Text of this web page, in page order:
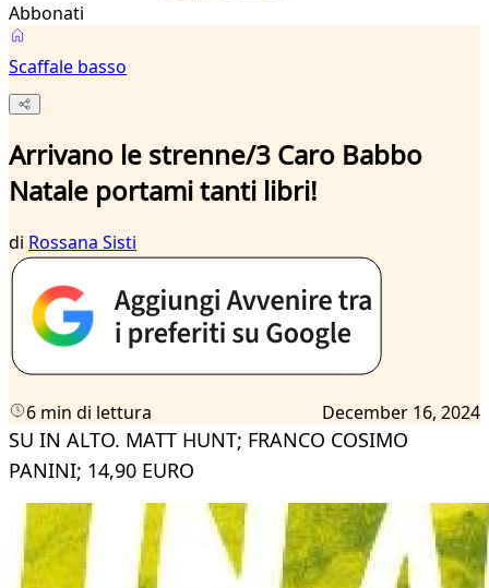
Abbonati
Scaffale basso
Arrivano le strenne/3 Caro Babbo
Natale portami tanti libri!
di Rossana Sisti
6 min di lettura December 16, 2024
SU IN ALTO. MATT HUNT; FRANCO COSIMO
PANINI; 14,90 EURO